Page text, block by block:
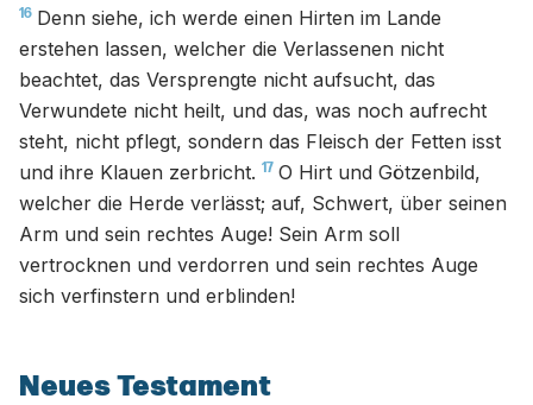
16 Denn siehe, ich werde einen Hirten im Lande
erstehen lassen, welcher die Verlassenen nicht
beachtet, das Versprengte nicht aufsucht, das
Verwundete nicht heilt, und das, was noch aufrecht
steht, nicht pflegt, sondern das Fleisch der Fetten isst
und ihre Klauen zerbricht. 17 O Hirt und Götzenbild,
welcher die Herde verlässt; auf, Schwert, über seinen
Arm und sein rechtes Auge! Sein Arm soll
vertrocknen und verdorren und sein rechtes Auge
sich verfinstern und erblinden!
Neues Testament